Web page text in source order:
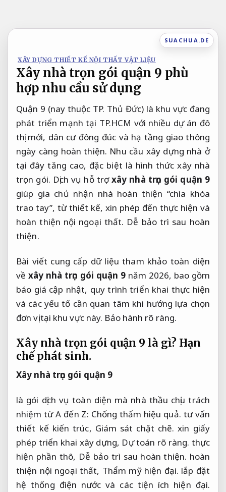
nội
SUACHUA.DE
XÂY DỰNG THIẾT KẾ NỘI THẤT VẬT LIỆU
Xây nhà trọn gói quận 9 phù
hợp nhu cầu sử dụng
Quận 9 (nay thuộc TP. Thủ Đức) là khu vực đang
phát triển mạnh tại TP.HCM với nhiều dự án đô
thị mới, dân cư đông đúc và hạ tầng giao thông
ngày càng hoàn thiện. Nhu cầu xây dựng nhà ở
tại đây tăng cao, đặc biệt là hình thức xây nhà
trọn gói. Dịch vụ hỗ trợxây nhà trọn gói quận 9
giúp gia chủ nhận nhà hoàn thiện “chìa khóa
trao tay”, từ thiết kế, xin phép đến thực hiện và
hoàn thiện nội ngoại thất. Dễ bảo trì sau hoàn
thiện.
Bài viết cung cấp dữ liệu tham khảo toàn diện
về xây nhà trọn gói quận 9năm 2026, bao gồm
báo giá cập nhật, quy trình triển khai thực hiện
và các yếu tố cần quan tâm khi hướng lựa chọn
đơn vị tại khu vực này. Bảo hành rõ ràng.
Xây nhà trọn gói quận 9 là gì? Hạn
chế phát sinh.
Xây nhà trọn gói quận 9
là gói dịch vụ toàn diện mà nhà thầu chịu trách
nhiệm từ A đến Z: Chống thấm hiệu quả. tư vấn
thiết kế kiến trúc, Giám sát chặt chẽ. xin giấy
phép triển khai xây dựng, Dự toán rõ ràng. thực
hiện phần thô, Dễ bảo trì sau hoàn thiện. hoàn
thiện nội ngoại thất, Thẩm mỹ hiện đại. lắp đặt
hệ thống điện nước và các tiện ích hiện đại.